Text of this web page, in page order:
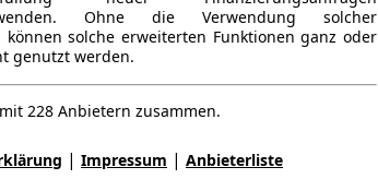
Ohne die Verwendung solcher
können solche erweiterten Funktionen ganz oder
genutzt werden.
228 Anbietern zusammen.
| Impressum | Anbieterliste